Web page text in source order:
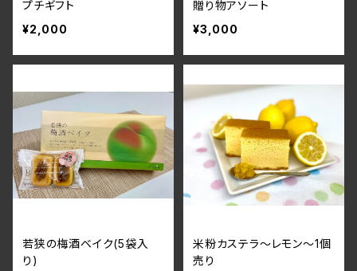
プチギフト
¥2,000
贈り物アソート
¥3,000
若狭の梅酒ベイク(5袋入
り)
米粉カステラ～レモン～1個
売り